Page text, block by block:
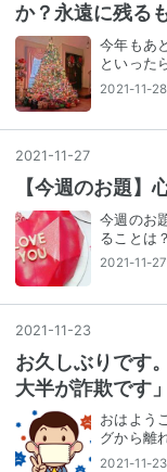
か？永遠に残る
今年もあ
といった
2021-11-
2021 -11 -27
【今週のお題】
今週のお
ることは
2021-11-
2021 -11 -23
お久しぶりです
大半が詐欺です
おはよう
グから離
2021-11-